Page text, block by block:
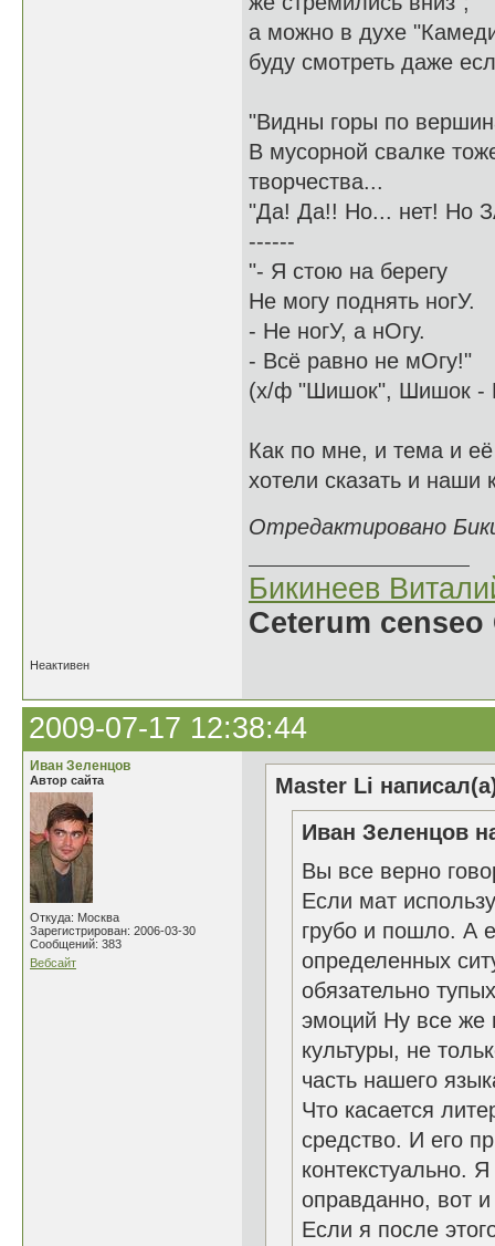
а можно в духе
буду смотреть даже
"Видны горы по
В мусорной свалке
творчества...
"Да! Да!! Но... нет! Но
------
"- Я стою на берегу
Не могу поднять ногУ.
- Не ногУ, а нОгу.
- Всё равно не мОгу!"
(х/ф "Шишок", Шишок -
Как по мне, и тема и
хотели сказать и наши
Отредактировано
Бикинеев
Ceterum
Неактивен
2009-07-17 12:38:44
Иван Зеленцов
Автор сайта
Откуда: Москва
Зарегистрирован: 2006-03-30
Сообщений: 383
Вебсайт
Master Li
Иван Зеленцов
Вы все верно
Если мат
грубо и пошло. А
определенных
обязательно
эмоций Ну все же
культуры, не
часть нашего
Что касается
средство. И его
контекстуально.
оправданно, вот
Если я после